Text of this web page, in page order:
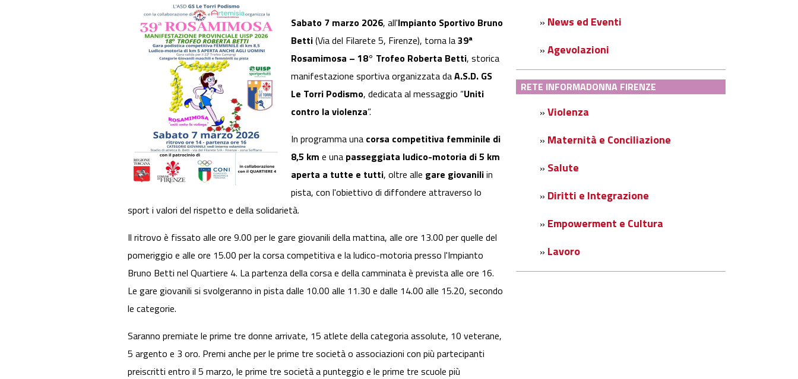
Sabato 7 marzo 2026, all'Impianto Sportivo Bruno
Betti(Via del Filarete 5, Firenze), torna la39ª
Rosamimosa – 18° Trofeo Roberta Betti, storica
manifestazione sportiva organizzata daA.S.D. GS
Le Torri Podismo, dedicata al messaggio “Uniti
contro la violenza”.
In programma una corsa competitiva femminile di
8,5 km e una passeggiata ludico-motoria di 5 km
aperta a tutte e tutti, oltre alle gare giovaniliin
pista, con l'obiettivo di diffondere attraverso lo
sport i valori del rispetto e della solidarietà.
Il ritrovo è fissato alle ore 9.00 per le gare giovanili della mattina, alle ore 13.00 per quelle del
pomeriggio e alle ore 15.00 per la corsa competitiva e la ludico-motoria presso l'Impianto
Bruno Betti nel Quartiere 4. La partenza della corsa e della camminata è prevista alle ore 16.
Le gare giovanili si svolgeranno in pista dalle 10.00 alle 11.30 e dalle 14.00 alle 15.20, secondo
le categorie.
Saranno premiate le prime tre donne arrivate, 15 atlete della categoria assolute, 10 veterane,
5 argento e 3 oro. Premi anche per le prime tre società o associazioni con più partecipanti
preiscritti entro il 5 marzo, le prime tre società a punteggio e le prime tre scuole più
» News ed Eventi
» Agevolazioni
RETE INFORMADONNA FIRENZE
» Violenza
» Maternità e Conciliazione
» Salute
» Diritti e Integrazione
» Empowerment e Cultura
» Lavoro